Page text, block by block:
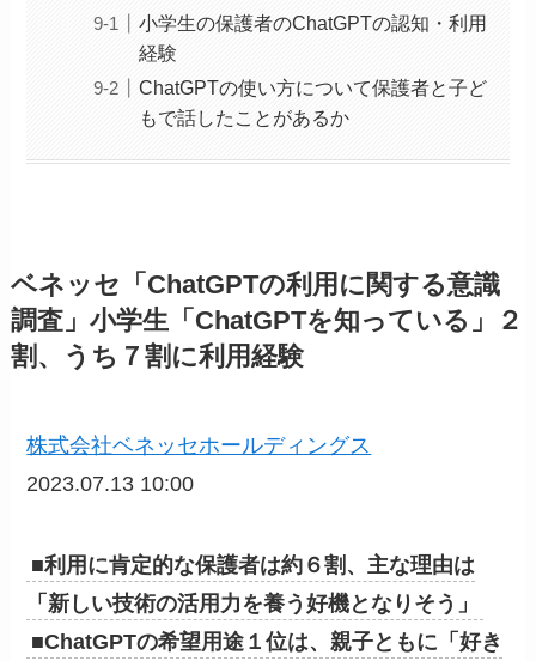
小学生の保護者のChatGPTの認知・利用
経験
ChatGPTの使い方について保護者と子ど
もで話したことがあるか
ベネッセ「ChatGPTの利用に関する意識
調査」小学生「ChatGPTを知っている」２
割、うち７割に利用経験
株式会社ベネッセホールディングス
2023.07.13 10:00
■利用に肯定的な保護者は約６割、主な理由は
「新しい技術の活用力を養う好機となりそう」
■ChatGPTの希望用途１位は、親子ともに「好き